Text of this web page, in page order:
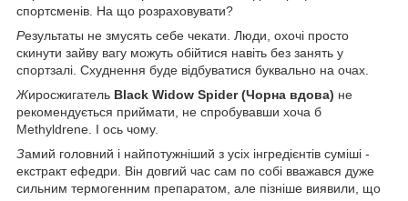
спортсменів. На що розраховувати?
Результаты не змусять себе чекати. Люди, охочі просто
скинути зайву вагу можуть обійтися навіть без занять у
спортзалі. Схуднення буде відбуватися буквально на очах.
Жиросжигатель Black Widow Spider (Чорна вдова) не
рекомендується приймати, не спробувавши хоча б
Methyldrene. І ось чому.
Замий головний і найпотужніший з усіх інгредієнтів суміші -
екстракт ефедри. Він довгий час сам по собі вважався дуже
сильним термогенним препаратом, але пізніше виявили, що